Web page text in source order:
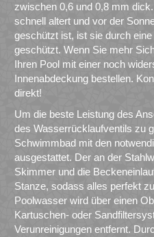
zwischen 0,6 und 0,8 mm
schnell altert und vor der
geschützt ist, ist sie durch
geschützt. Wenn Sie mehr
Ihren Pool mit einer noch
Innenabdeckung bestellen.
direkt!
Um die beste Leistung des
des Wasserrücklaufventils zu
Schwimmbad mit den
ausgestattet. Der an der
Skimmer und die
Stanze, sodass alles perfekt
Poolwasser wird über einen
Kartuschen- oder
Verunreinigungen entfernt.